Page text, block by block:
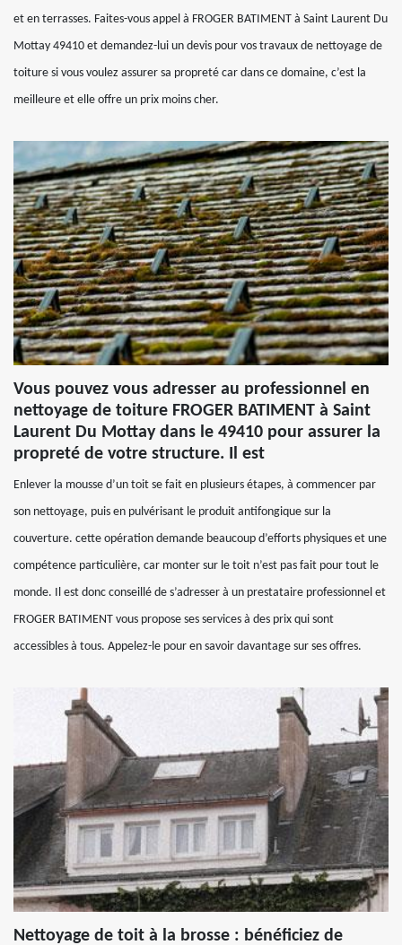
et en terrasses. Faites-vous appel à FROGER BATIMENT à Saint Laurent Du
Mottay 49410 et demandez-lui un devis pour vos travaux de nettoyage de
toiture si vous voulez assurer sa propreté car dans ce domaine, c’est la
meilleure et elle offre un prix moins cher.
Vous pouvez vous adresser au professionnel en
nettoyage de toiture FROGER BATIMENT à Saint
Laurent Du Mottay dans le 49410 pour assurer la
propreté de votre structure. Il est
Enlever la mousse d’un toit se fait en plusieurs étapes, à commencer par
son nettoyage, puis en pulvérisant le produit antifongique sur la
couverture. cette opération demande beaucoup d’efforts physiques et une
compétence particulière, car monter sur le toit n’est pas fait pour tout le
monde. Il est donc conseillé de s’adresser à un prestataire professionnel et
FROGER BATIMENT vous propose ses services à des prix qui sont
accessibles à tous. Appelez-le pour en savoir davantage sur ses offres.
Nettoyage de toit à la brosse : bénéficiez de